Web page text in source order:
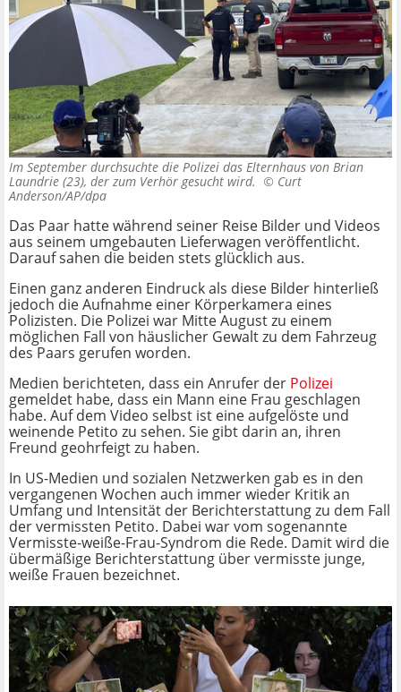
Im September durchsuchte die Polizei das Elternhaus von Brian
Laundrie (23), der zum Verhör gesucht wird. © Curt
Anderson/AP/dpa
Das Paar hatte während seiner Reise Bilder und Videos
aus seinem umgebauten Lieferwagen veröffentlicht.
Darauf sahen die beiden stets glücklich aus.
Einen ganz anderen Eindruck als diese Bilder hinterließ
jedoch die Aufnahme einer Körperkamera eines
Polizisten. Die Polizei war Mitte August zu einem
möglichen Fall von häuslicher Gewalt zu dem Fahrzeug
des Paars gerufen worden.
Medien berichteten, dass ein Anrufer der Polizei
gemeldet habe, dass ein Mann eine Frau geschlagen
habe. Auf dem Video selbst ist eine aufgelöste und
weinende Petito zu sehen. Sie gibt darin an, ihren
Freund geohrfeigt zu haben.
In US-Medien und sozialen Netzwerken gab es in den
vergangenen Wochen auch immer wieder Kritik an
Umfang und Intensität der Berichterstattung zu dem Fall
der vermissten Petito. Dabei war vom sogenannte
Vermisste-weiße-Frau-Syndrom die Rede. Damit wird die
übermäßige Berichterstattung über vermisste junge,
weiße Frauen bezeichnet.